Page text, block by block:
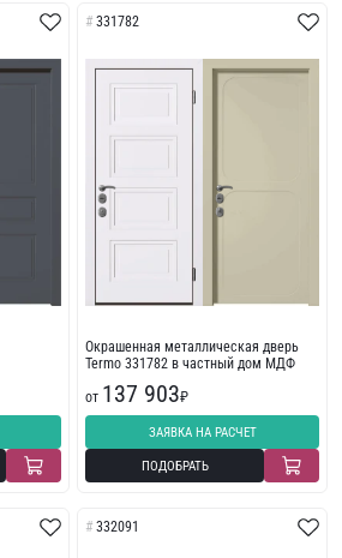
331782
Окрашенная металлическая дверь
Termo 331782 в частный дом МДФ
от 137 903₽
ЗАЯВКА НА РАСЧЕТ
ПОДОБРАТЬ
332091